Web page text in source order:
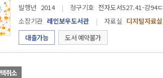
발행년 2014 | 청구기호 전자도서527.41-강94ㄷ
소장기관 레인보우도서관 | 자료실 디지털자료실
대출가능
도서 예약불가
취소